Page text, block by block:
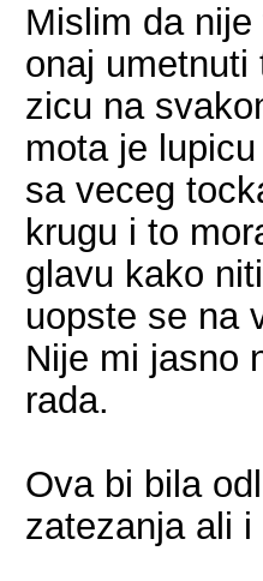
Mislim da
onaj umetnuti
zicu na
mota je
sa veceg
krugu i to
glavu kako
uopste se na
Nije mi jasno
rada.
Ova bi bila
zatezanja ali